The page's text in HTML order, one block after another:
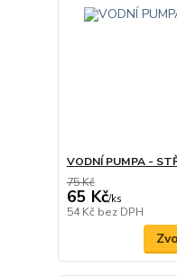
VODNÍ PUMPA -
75 Kč
65 Kč/ks
54 Kč bez DPH